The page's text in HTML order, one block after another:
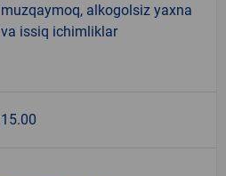
muzqaymoq, alkogolsiz yaxna
va issiq ichimliklar
15.00